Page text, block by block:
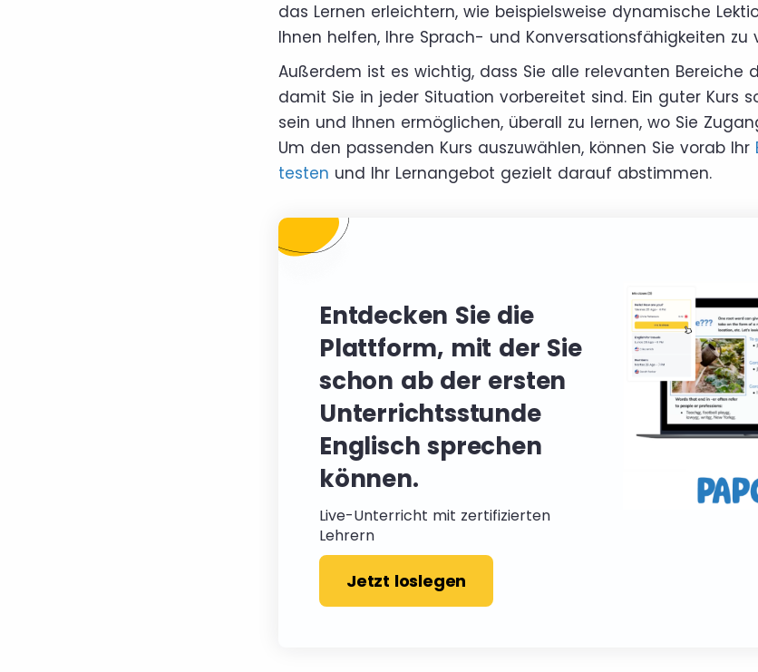
das Lernen erleichtern, wie beispielsweise dynamische
Ihnen helfen, Ihre Sprach- und Konversationsfähigkeiten zu
Außerdem ist es wichtig, dass Sie alle relevanten Bereiche
damit Sie in jeder Situation vorbereitet sind. Ein guter Kurs
sein und Ihnen ermöglichen, überall zu lernen, wo Sie
Um den passenden Kurs auszuwählen, können Sie vorab Ihr
testen und Ihr Lernangebot gezielt darauf abstimmen.
Entdecken Sie die
Plattform, mit der Sie
schon ab der ersten
Unterrichtsstunde
Englisch sprechen
können.
Live-Unterricht mit zertifizierten
Lehrern
Jetzt loslegen